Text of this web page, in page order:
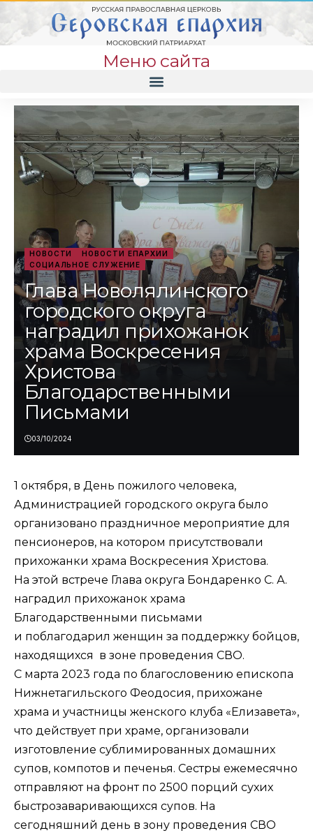
Меню сайта
НОВОСТИ
НОВОСТИ ЕПАРХИИ
СОЦИАЛЬНОЕ СЛУЖЕНИЕ
Глава Новолялинского
городского округа
наградил прихожанок
храма Воскресения
Христова
Благодарственными
Письмами
03/10/2024
1 октября, в День пожилого человека,
Администрацией городского округа было
организовано праздничное мероприятие для
пенсионеров, на котором присутствовали
прихожанки храма Воскресения Христова.
На этой встрече Глава округа Бондаренко С. А.
наградил прихожанок храма
Благодарственными письмами
и поблагодарил женщин за поддержку бойцов,
находящихся в зоне проведения СВО.
С марта 2023 года по благословению епископа
Нижнетагильского Феодосия, прихожане
храма и участницы женского клуба «Елизавета»,
что действует при храме, организовали
изготовление сублимированных домашних
супов, компотов и печенья. Сестры ежемесячно
отправляют на фронт по 2500 порций сухих
быстрозаваривающихся супов. На
сегодняшний день в зону проведения СВО